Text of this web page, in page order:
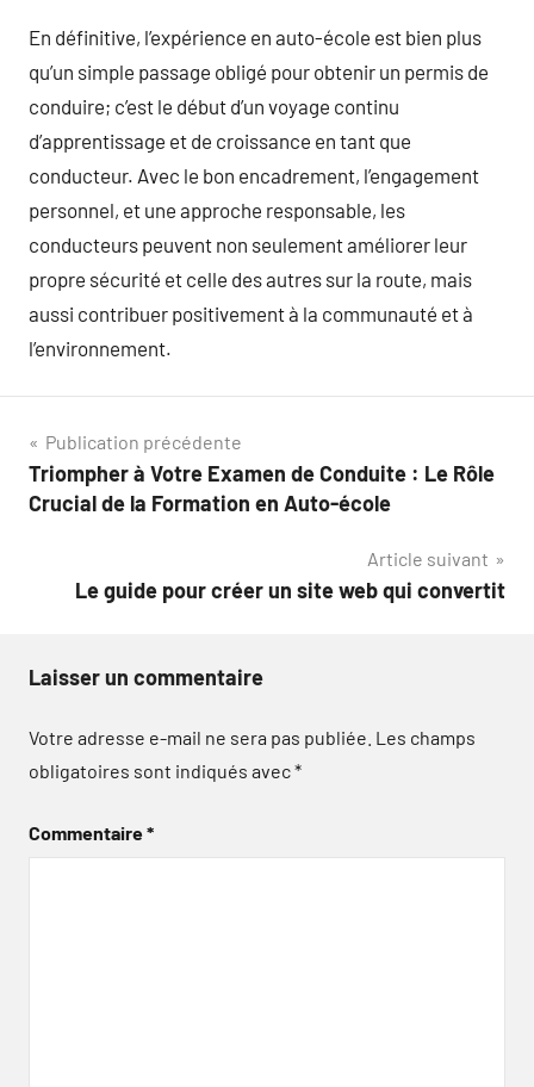
En définitive, l’expérience en auto-école est bien plus
qu’un simple passage obligé pour obtenir un permis de
conduire; c’est le début d’un voyage continu
d’apprentissage et de croissance en tant que
conducteur. Avec le bon encadrement, l’engagement
personnel, et une approche responsable, les
conducteurs peuvent non seulement améliorer leur
propre sécurité et celle des autres sur la route, mais
aussi contribuer positivement à la communauté et à
l’environnement.
Navigation
de
Publication précédente
Triompher à Votre Examen de Conduite : Le Rôle
Crucial de la Formation en Auto-école
Article suivant
Le guide pour créer un site web qui convertit
Laisser un commentaire
Votre adresse e-mail ne sera pas publiée. Les champs
obligatoires sont indiqués avec*
Commentaire*